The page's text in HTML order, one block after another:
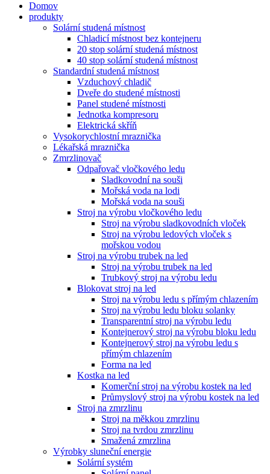
Domov
produkty
Solární studená místnost
Chladicí místnost bez kontejneru
20 stop solární studená místnost
40 stop solární studená místnost
Standardní studená místnost
Vzduchový chladič
Dveře do studené místnosti
Panel studené místnosti
Jednotka kompresoru
Elektrická skříň
Vysokorychlostní mraznička
Lékařská mraznička
Zmrzlinovač
Odpařovač vločkového ledu
Sladkovodní na souši
Mořská voda na lodi
Mořská voda na souši
Stroj na výrobu vločkového ledu
Stroj na výrobu sladkovodních vloček
Stroj na výrobu ledových vloček s
mořskou vodou
Stroj na výrobu trubek na led
Stroj na výrobu trubek na led
Trubkový stroj na výrobu ledu
Blokovat stroj na led
Stroj na výrobu ledu s přímým chlazením
Stroj na výrobu ledu bloku solanky
Transparentní stroj na výrobu ledu
Kontejnerový stroj na výrobu bloku ledu
Kontejnerový stroj na výrobu ledu s
přímým chlazením
Forma na led
Kostka na led
Komerční stroj na výrobu kostek na led
Průmyslový stroj na výrobu kostek na led
Stroj na zmrzlinu
Stroj na měkkou zmrzlinu
Stroj na tvrdou zmrzlinu
Smažená zmrzlina
Výrobky sluneční energie
Solární systém